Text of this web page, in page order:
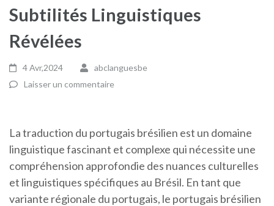
Subtilités Linguistiques
Révélées
4 Avr,2024
abclanguesbe
Laisser un commentaire
La traduction du portugais brésilien est un domaine
linguistique fascinant et complexe qui nécessite une
compréhension approfondie des nuances culturelles
et linguistiques spécifiques au Brésil. En tant que
variante régionale du portugais, le portugais brésilien